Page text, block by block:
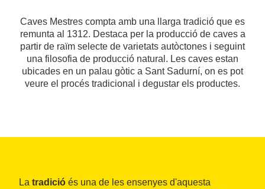
Caves Mestres compta amb una llarga tradició que es
remunta al 1312. Destaca per la producció de caves a
partir de raïm selecte de varietats autòctones i seguint
una filosofia de producció natural. Les caves estan
ubicades en un palau gòtic a Sant Sadurní, on es pot
veure el procés tradicional i degustar els productes.
La tradició és una de les ensenyes d'aquesta